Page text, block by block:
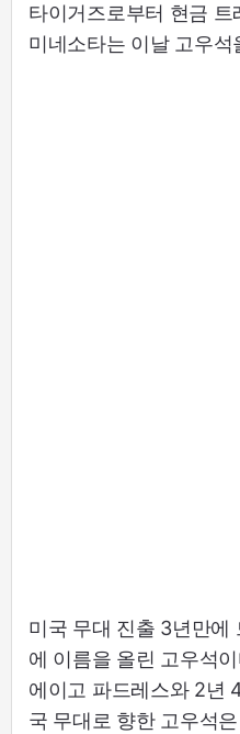
타이거즈로부터 현금
미네소타는 이날 고우
미국 무대 진출 3년만에
에 이름을 올린 고우석
에이고 파드레스와 2년
국 무대로 향한 고우석